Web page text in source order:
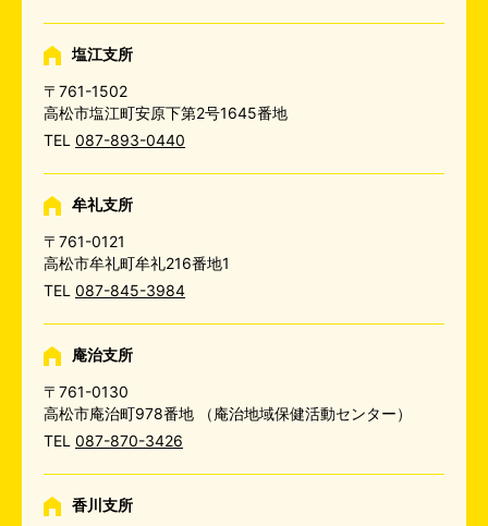
塩江支所
〒761-1502
高松市塩江町安原下第2号1645番地
TEL 087-893-0440
牟礼支所
〒761-0121
高松市牟礼町牟礼216番地1
TEL 087-845-3984
庵治支所
〒761-0130
高松市庵治町978番地
（庵治地域保健活動センター）
TEL 087-870-3426
香川支所